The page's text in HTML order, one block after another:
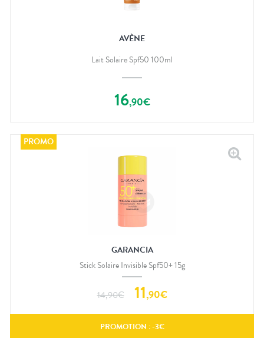
AVÈNE
Lait Solaire Spf50 100ml
16,90€
GARANCIA
Stick Solaire Invisible Spf50+ 15g
14,90€ 11,90€
PROMOTION : -3€